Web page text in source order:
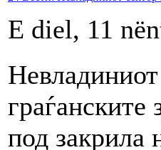
E diel, 11
граѓанските
под закрила